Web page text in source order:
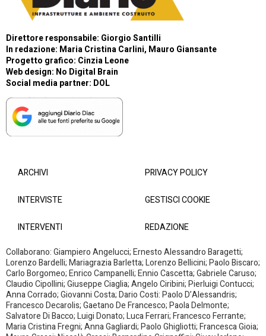
Direttore responsabile: Giorgio Santilli
In redazione: Maria Cristina Carlini, Mauro Giansante
Progetto grafico: Cinzia Leone
Web design: No Digital Brain
Social media partner: DOL
ARCHIVI
INTERVISTE
INTERVENTI
PRIVACY POLICY
GESTISCI COOKIE
REDAZIONE
Collaborano: Giampiero Angelucci; Ernesto Alessandro Baragetti;
Lorenzo Bardelli; Mariagrazia Barletta; Lorenzo Bellicini; Paolo Biscaro;
Carlo Borgomeo; Enrico Campanelli; Ennio Cascetta; Gabriele Caruso;
Claudio Cipollini; Giuseppe Ciaglia; Angelo Ciribini; Pierluigi Contucci;
Anna Corrado; Giovanni Costa; Dario Costi: Paolo D’Alessandris;
Francesco Decarolis; Gaetano De Francesco; Paola Delmonte;
Salvatore Di Bacco; Luigi Donato; Luca Ferrari; Francesco Ferrante;
Maria Cristina Fregni; Anna Gagliardi; Paolo Ghigliotti; Francesca Gioia;